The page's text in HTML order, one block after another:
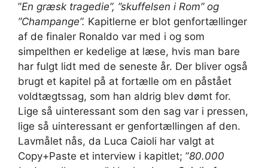
”En græsk tragedie”, ”skuffelsen i Rom” og
”Champange”. Kapitlerne er blot genfortællinger
af de finaler Ronaldo var med i og som
simpelthen er kedelige at læse, hvis man bare
har fulgt lidt med de seneste år. Der bliver også
brugt et kapitel på at fortælle om en påstået
voldtægtssag, som han aldrig blev dømt for.
Lige så uinteressant som den sag var i pressen,
lige så uinteressant er genfortællingen af den.
Lavmålet nås, da Luca Caioli har valgt at
Copy+Paste et interview i kapitlet; ”80.000